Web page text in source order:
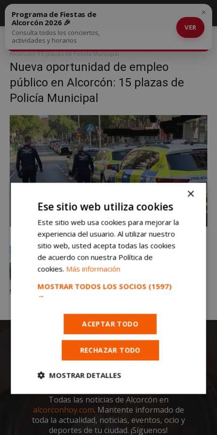
Inicio
Nueva oportunidad de empleo público en Alcorcón: 15 plazas
de Policía Municipal
Nueva oportunidad de empleo público en
Alcorcón: 15 plazas de Policía Municipal
Nueva oportunidad de empleo
público en Alcorcón: 15 plazas de
Policía Municipal
Programa de Fiestas de
Alcorcón 2026 🎉
Consulta todos los conciertos,
actividades y horarios
VER
×
Todas las noticias de Alcorcón en
alcorconhoy.com. Mantente informado de
toda la actualidad, noticias, eventos, ocio y
deportes de tu ciudad. ¡Síguenos!
×
Ese sitio web utiliza cookies
Este sitio web usa cookies para mejorar la
experiencia del usuario. Al utilizar nuestro
sitio web, usted acepta todas las cookies
de acuerdo con nuestra Política de
cookies. Más información
MOSTRAR TODOS LOS SOCIOS (1597)
→
ACEPTAR TODO
RECHAZAR TODO
MOSTRAR DETALLES
Cookies
estrictamente
necesarias
Cookies de
rendimiento